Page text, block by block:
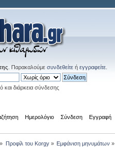
. Παρακαλούμε συνδεθείτε ή εγγραφείτε
διάρκεια σύνδεσης
Ημερολόγιο Σύνδεση Εγγραφή
» Προφίλ του Korgy» Εμφάνιση μηνυμάτων »